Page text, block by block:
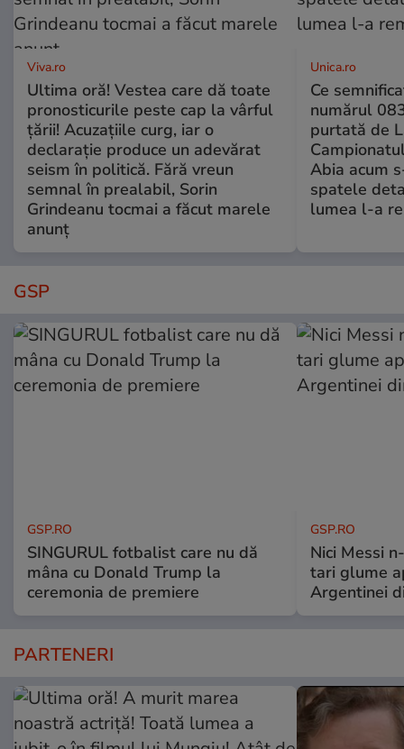
Viva.ro
Ultima oră! Vestea care dă toate
pronosticurile peste cap la vârful
țării! Acuzațiile curg, iar o
declarație produce un adevărat
seism în politică. Fără vreun
semnal în prealabil, Sorin
Grindeanu tocmai a făcut marele
anunț
Unica.ro
Ce
numărul
purtată de
Abia acum
spatele
lumea l-a
GSP
GSP.RO
SINGURUL fotbalist care nu dă
mâna cu Donald Trump la
ceremonia de premiere
GSP.RO
Nici Messi
tari glume
Argentinei
PARTENERI